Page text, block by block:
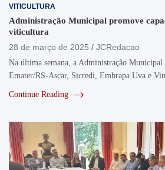
VITICULTURA
Administração Municipal promove
viticultura
28 de março de 2025
JCRedacao
Na última semana, a Administração Municipal
Emater/RS-Ascar, Sicredi, Embrapa Uva e
Continue Reading